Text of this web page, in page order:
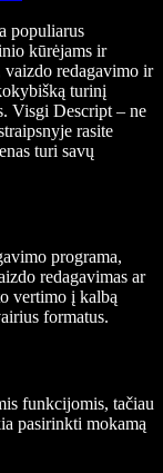
populiarus
kūrėjams ir
vaizdo redagavimo ir
turinį
Visgi Descript – ne
rasite
turi savų
programa,
redagavimas ar
vertimo į kalbą
formatus.
funkcijomis, tačiau
pasirinkti mokamą